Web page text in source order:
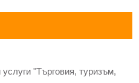
"Търговия, туризъм,